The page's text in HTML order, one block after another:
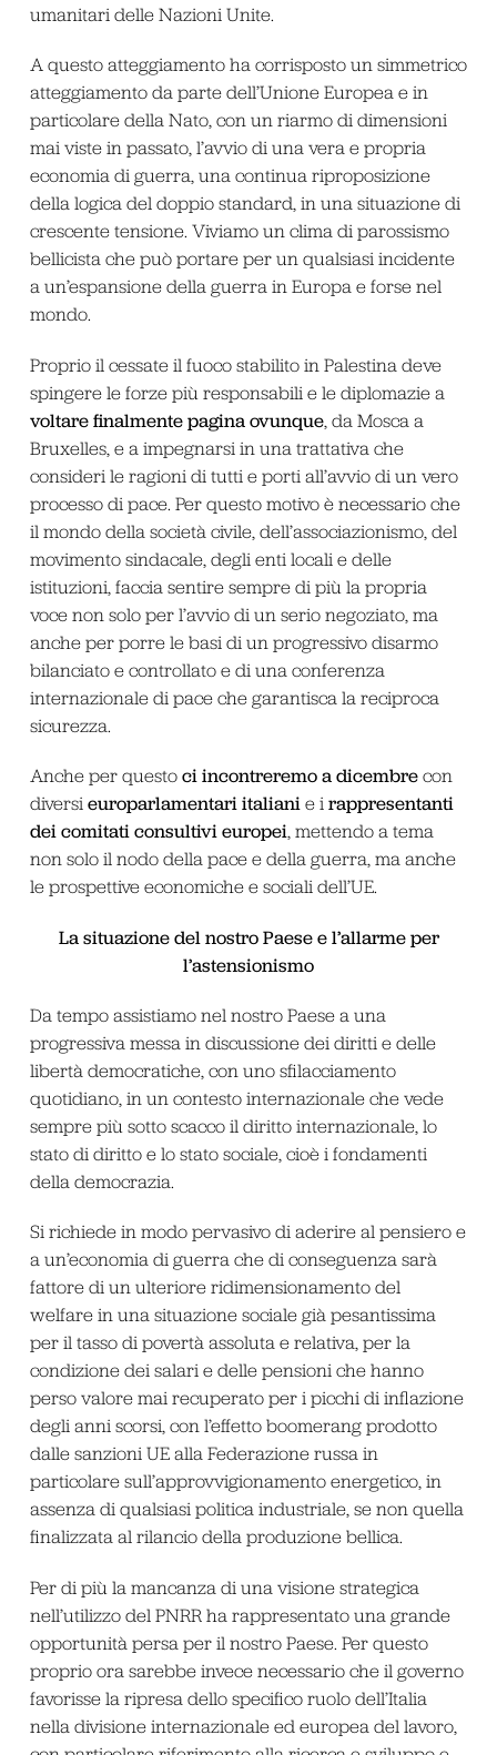
umanitari delle Nazioni Unite.
A questo atteggiamento ha corrisposto un simmetrico
atteggiamento da parte dell’Unione Europea e in
particolare della Nato, con un riarmo di dimensioni
mai viste in passato, l’avvio di una vera e propria
economia di guerra, una continua riproposizione
della logica del doppio standard, in una situazione di
crescente tensione. Viviamo un clima di parossismo
bellicista che può portare per un qualsiasi incidente
a un’espansione della guerra in Europa e forse nel
mondo.
Proprio il cessate il fuoco stabilito in Palestina deve
spingere le forze più responsabili e le diplomazie a
voltare finalmente pagina ovunque, da Mosca a
Bruxelles, e a impegnarsi in una trattativa che
consideri le ragioni di tutti e porti all’avvio di un vero
processo di pace. Per questo motivo è necessario che
il mondo della società civile, dell’associazionismo, del
movimento sindacale, degli enti locali e delle
istituzioni, faccia sentire sempre di più la propria
voce non solo per l’avvio di un serio negoziato, ma
anche per porre le basi di un progressivo disarmo
bilanciato e controllato e di una conferenza
internazionale di pace che garantisca la reciproca
sicurezza.
Anche per questo ci incontreremo a dicembrecon
diversi europarlamentari italianie i rappresentanti
dei comitati consultivi europei, mettendo a tema
non solo il nodo della pace e della guerra, ma anche
le prospettive economiche e sociali dell’UE.
La situazione del nostro Paese e l’allarme per
l’astensionismo
Da tempo assistiamo nel nostro Paese a una
progressiva messa in discussione dei diritti e delle
libertà democratiche, con uno sfilacciamento
quotidiano, in un contesto internazionale che vede
sempre più sotto scacco il diritto internazionale, lo
stato di diritto e lo stato sociale, cioè i fondamenti
della democrazia.
Si richiede in modo pervasivo di aderire al pensiero e
a un’economia di guerra che di conseguenza sarà
fattore di un ulteriore ridimensionamento del
welfare in una situazione sociale già pesantissima
per il tasso di povertà assoluta e relativa, per la
condizione dei salari e delle pensioni che hanno
perso valore mai recuperato per i picchi di inflazione
degli anni scorsi, con l’effetto boomerang prodotto
dalle sanzioni UE alla Federazione russa in
particolare sull’approvvigionamento energetico, in
assenza di qualsiasi politica industriale, se non quella
finalizzata al rilancio della produzione bellica.
Per di più la mancanza di una visione strategica
nell’utilizzo del PNRR ha rappresentato una grande
opportunità persa per il nostro Paese. Per questo
proprio ora sarebbe invece necessario che il governo
favorisse la ripresa dello specifico ruolo dell’Italia
nella divisione internazionale ed europea del lavoro,